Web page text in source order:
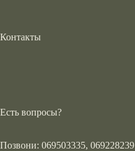
Контакты
Есть вопросы?
Позвони: 069503335, 069228239